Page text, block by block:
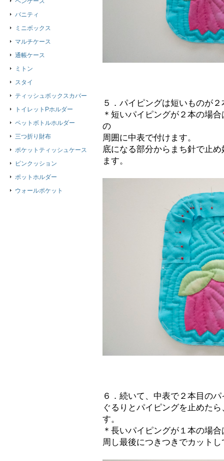
５．パイピングは短いものが
＊短いパイピングが２本の場
の
周囲に中表で付けます。
底になる部分からまち針で止
ます。
６．続いて、中表で２本目の
ぐるりとパイピングを止めた
す。
＊長いパイピングが１本の場
周し最後につきつきでカット
バニティ
ミニボックス
マルチケース
通帳ケース
ミトン
スタイ
ティッシュボックスカバー
トイレットPホルダー
ペットボトルホルダー
三つ折り財布
ポケットティッシュケース
ピンクッション
ポットホルダー
ウォールポケット